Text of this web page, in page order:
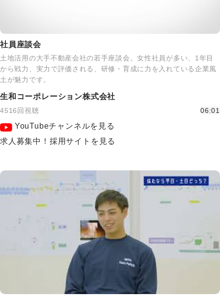
社員座談会
土地活用の大手不動産会社の若手座談会。女性社員が多い、1年目
から戦力、実力で評価される、研修・育成に力を入れている企業風
土が魅力です。
生和コーポレーション株式会社
4516回視聴 06:01
YouTubeチャンネルを見る
求人募集中！採用サイトを見る